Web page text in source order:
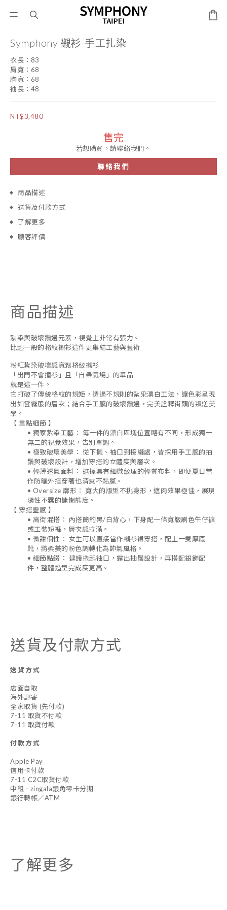
Symphony 襯衫-手工扎染
衣長：83
肩寬：68
胸寬：68
袖長：48
NT$3,480
售完
若想購買，請聯絡我們。
聯絡我們
商品描述
送貨及付款方式
了解更多
顧客評價
商品描述
紮染與破壞鬚邊元素，視覺上非常有張力。
比起一般的格紋襯衫這件更集結工藝與藝術
粉紅紮染破壞感寬鬆格紋襯衫
「出門不會撞衫」且「自帶氣場」的單品
就是這一件。
它打破了傳統格紋的規矩，透過不規則的紮染漂白工法，讓色彩呈現
出如雲霧般的層次；結合手工感的破壞鬚邊，完美詮釋街頭的叛逆美
學。
【 重點細節 】
• 獨家紮染工藝： 每一件的漂白區塊位置略有不同，形成獨一
無二的視覺效果，告別單調。
• 極致破壞美學： 從下擺、袖口到接縫處，皆採用手工感的抽
鬚與破壞設計，增加穿搭的立體度與層次。
• 輕薄透氣面料： 選擇具有細微紋理的輕質布料，即便夏日當
作防曬外搭穿著也清爽不黏膩。
• Oversize 廓形：
寬大的版型不挑身形，遮肉效果極佳，展現
隨性不羈的慵懶態度。
【 穿搭靈感 】
• 高街混搭：
內搭簡約黑/白背心，下身配一條寬版刷色牛仔褲
或工裝短褲，層次感拉滿。
• 微甜個性： 女生可以直接當作襯衫裙穿搭，配上一雙厚底
靴，將柔美的粉色調轉化為帥氣風格。
• 細節點綴：
建議捲起袖口，露出抽鬚設計，再搭配銀飾配
件，整體造型完成度更高。
送貨及付款方式
送貨方式
店面自取
海外郵寄
全家取貨 (先付款)
7-11 取貨不付款
7-11 取貨付款
付款方式
Apple Pay
信用卡付款
7-11 C2C取貨付款
中租 - zingala銀角零卡分期
銀行轉帳／ATM
了解更多